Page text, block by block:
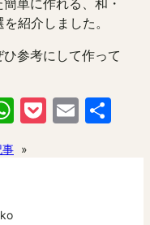
紹介しました。
参考にして作って
WhatsApp
Pocket
Email
事 »